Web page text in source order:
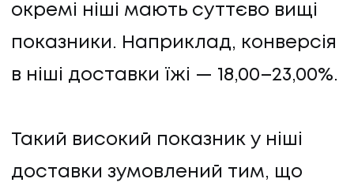
окремі ніші мають суттєво вищі
показники. Наприклад, конверсія
в ніші доставки їжі — 18,00–23,00%.
Такий високий показник у ніші
доставки зумовлений тим, що